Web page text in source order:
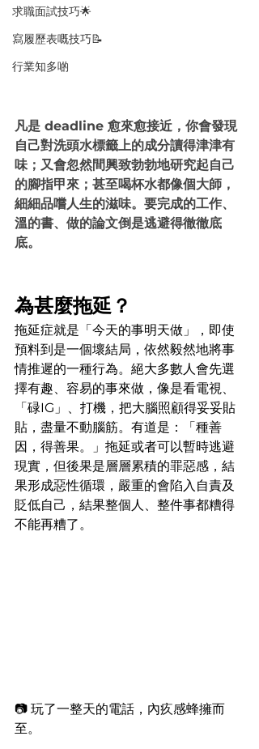
求職面試技巧🌟
寫履歷表嘅技巧📝
行業知多啲
凡是 deadline 愈來愈接近，你會發現
自己對洗頭水標籤上的成分讀得津津有
味；又會忽然間興致勃勃地研究起自己
的腳指甲來；甚至喝杯水都像個大師，
細細品嚐人生的滋味。要完成的工作、
溫的書、做的論文倒是逃避得徹徹底
底。
為甚麼拖延？
拖延症就是「今天的事明天做」，即使
預料到是一個壞結局，依然毅然地將事
情推遲的一種行為。絕大多數人會先選
擇有趣、容易的事來做，像是看電視、
「碌IG」、打機，把大腦照顧得妥妥貼
貼，盡量不動腦筋。有道是：「種善
因，得善果。」拖延或者可以暫時逃避
現實，但後果是層層累積的罪惡感，結
果形成惡性循環，嚴重的會陷入自責及
貶低自己，結果整個人、整件事都糟得
不能再糟了。
📷 玩了一整天的電話，內疚感蜂擁而
至。